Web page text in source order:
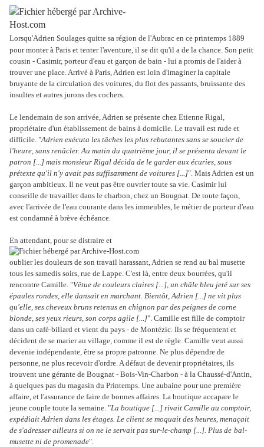
Lorsqu'Adrien Soulages quitte sa région de l'Aubrac en ce printemps 1889
pour monter à Paris et tenter l'aventure, il se dit qu'il a de la chance. Son petit
cousin - Casimir, porteur d'eau et garçon de bain - lui a promis de l'aider à
trouver une place. Arrivé à Paris, Adrien est loin d'imaginer la capitale
bruyante de la circulation des voitures, du flot des passants, bruissante des
insultes et autres jurons des cochers.
Le lendemain de son arrivée, Adrien se présente chez Etienne Rigal,
propriétaire d'un établissement de bains à domicile. Le travail est rude et
difficile. "Adrien exécuta les tâches les plus rebutantes sans se soucier de
l'heure, sans renâcler. Au matin du quatrième jour, il se présenta devant le
patron [...] mais monsieur Rigal décida de le garder aux écuries, sous
prétexte qu'il n'y avait pas suffisamment de voitures [...]". Mais Adrien est un
garçon ambitieux. Il ne veut pas être ouvrier toute sa vie. Casimir lui
conseille de travailler dans le charbon, chez un Bougnat. De toute façon,
avec l'arrivée de l'eau courante dans les immeubles, le métier de porteur d'eau
est condamné à brève échéance.
En attendant, pour se distraire et
oublier les douleurs de son travail harassant, Adrien se rend au bal musette
tous les samedis soirs, rue de Lappe. C'est là, entre deux bourrées, qu'il
rencontre Camille. "Vêtue de couleurs claires [...], un châle bleu jeté sur ses
épaules rondes, elle dansait en marchant. Bientôt, Adrien [...] ne vit plus
qu'elle, ses cheveux bruns retenus en chignon par des peignes de corne
blonde, ses yeux rieurs, son corps agile [...]". Camille est fille de comptoir
dans un café-billard et vient du pays - de Montézic. Ils se fréquentent et
décident de se marier au village, comme il est de règle. Camille veut aussi
devenie indépendante, être sa propre patronne. Ne plus dépendre de
personne, ne plus recevoir d'ordre. A défaut de devenir propriétaires, ils
trouvent une gérante de Bougnat - Bois-Vin-Charbon - à la Chaussé-d'Antin,
à quelques pas du magasin du Printemps. Une aubaine pour une première
affaire, et l'assurance de faire de bonnes affaires. La boutique accapare le
jeune couple toute la semaine. "La boutique [...] rivait Camille au comptoir,
expédiait Adrien dans les étages. Le client se moquait des heures, menaçait
de s'adresser ailleurs si on ne le servait pas sur-le-champ [...]. Plus de bal-
musette ni de promenade".